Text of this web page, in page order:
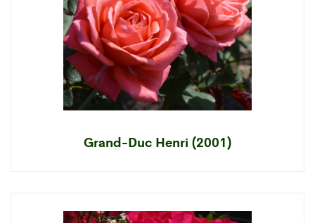
Grand-Duc Henri (2001)